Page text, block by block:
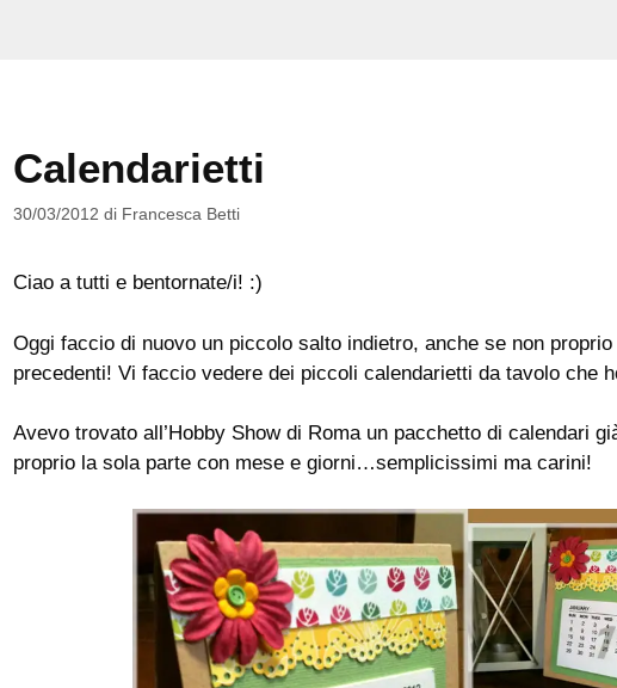
Calendarietti
30/03/2012 di Francesca Betti
Ciao a tutti e bentornate/i! :)
Oggi faccio di nuovo un piccolo salto indietro, anche se non
precedenti! Vi faccio vedere dei piccoli calendarietti da tavolo che
Avevo trovato all’Hobby Show di Roma un pacchetto di calendari
proprio la sola parte con mese e giorni…semplicissimi ma carini!